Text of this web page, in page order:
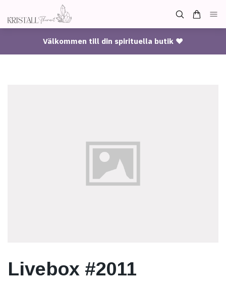
Välkommen till din spirituella butik ♥
Livebox #2011